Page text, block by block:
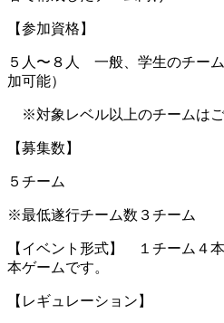
【参加資格】
５人〜８人 一般、学生のチー
加可能）
※対象レベル以上のチームはご
【募集数】
５チーム
※最低遂行チーム数３チーム
【イベント形式】 １チーム４
本ゲームです。
【レギュレーション】